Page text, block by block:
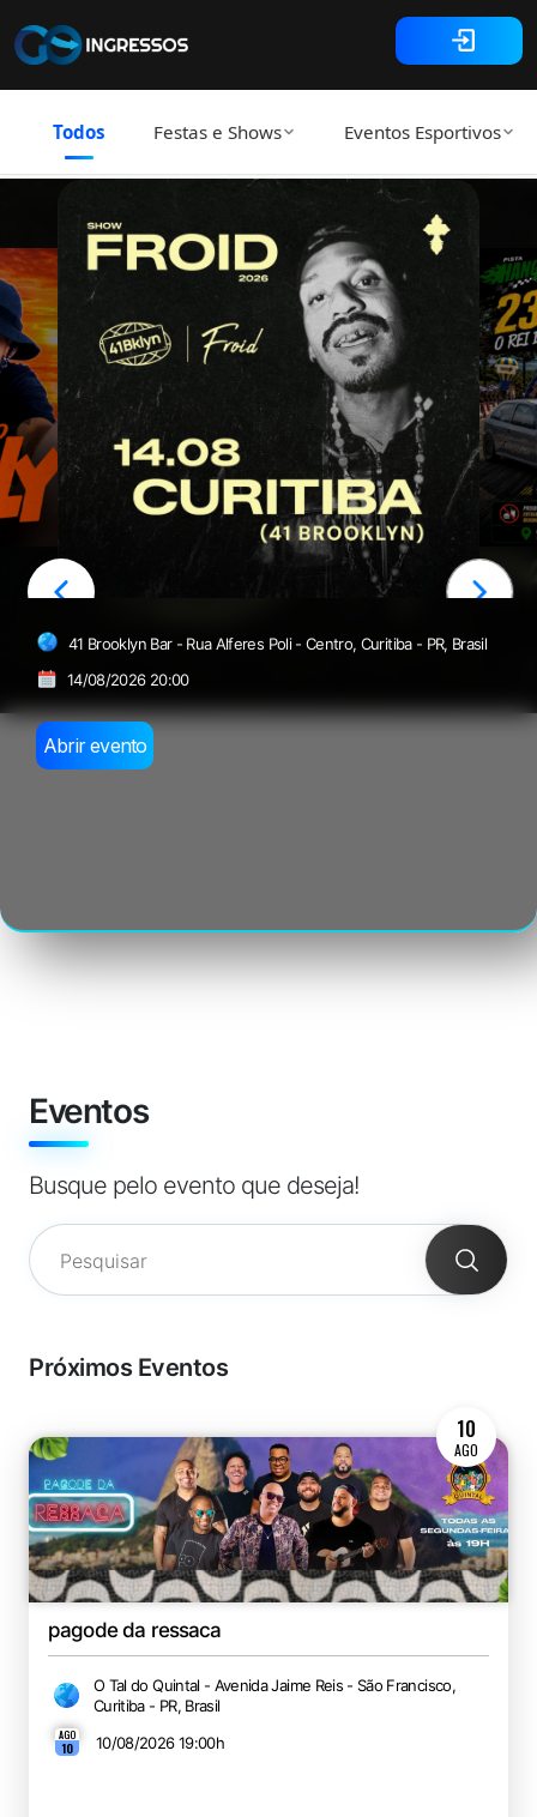
Todos Festas e Shows Eventos Esportivos
FROID - 14/08
41 Brooklyn Bar - Rua Alferes Poli - Centro, Curitiba - PR, Brasil
14/08/2026 20:00
Abrir evento
Eventos
Busque pelo evento que deseja!
Próximos Eventos
10
AGO
pagode da ressaca
O Tal do Quintal - Avenida Jaime Reis - São Francisco,
Curitiba - PR, Brasil
AGO
10 10/08/2026 19:00h